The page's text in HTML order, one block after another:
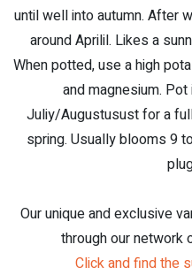
until well into autumn. After
around Aprilil. Likes a
When potted, use a high
and magnesium.
Juliy/Augustusust for a
spring. Usually blooms 9
Our unique and exclusive
through our network
Click and find the